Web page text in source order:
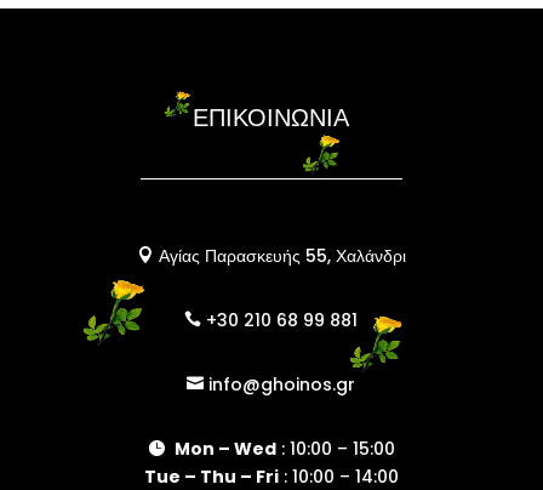
ΕΠΙΚΟΙΝΩΝΙΑ
 Αγίας Παρασκευής 55, Χαλάνδρι
 +30 210 68 99 881
 info@ghoinos.gr
 Mon – Wed: 10:00 – 15:00
Tue – Thu – Fri: 10:00 – 14:00